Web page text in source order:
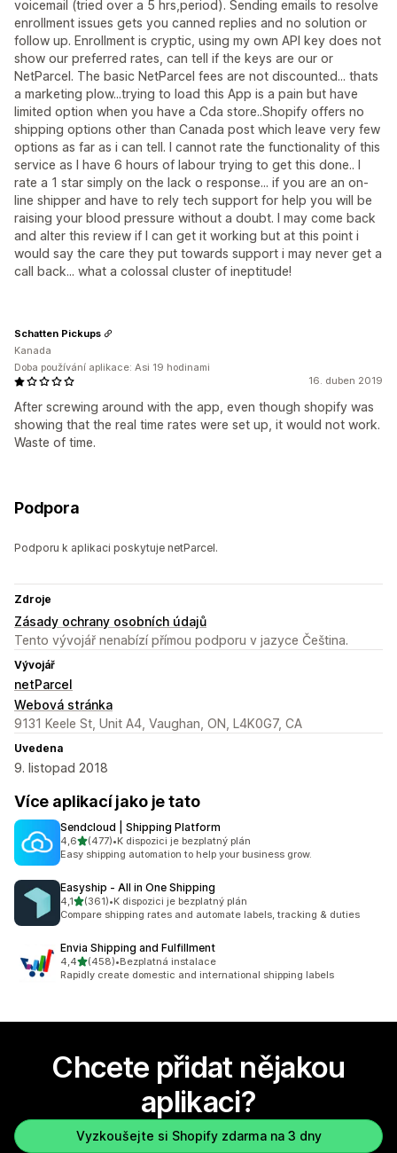
voicemail (tried over a 5 hrs,period). Sending emails to resolve
enrollment issues gets you canned replies and no solution or
follow up. Enrollment is cryptic, using my own API key does not
show our preferred rates, can tell if the keys are our or
NetParcel. The basic NetParcel fees are not discounted... thats
a marketing plow...trying to load this App is a pain but have
limited option when you have a Cda store..Shopify offers no
shipping options other than Canada post which leave very few
options as far as i can tell. I cannot rate the functionality of this
service as I have 6 hours of labour trying to get this done.. I
rate a 1 star simply on the lack o response... if you are an on-
line shipper and have to rely tech support for help you will be
raising your blood pressure without a doubt. I may come back
and alter this review if I can get it working but at this point i
would say the care they put towards support i may never get a
call back... what a colossal cluster of ineptitude!
16. duben 2019
After screwing around with the app, even though shopify was
showing that the real time rates were set up, it would not work.
Waste of time.
Schatten Pickups
Kanada
Doba používání aplikace: Asi 19 hodinami
Podpora
Podporu k aplikaci poskytuje netParcel.
Zdroje
Zásady ochrany osobních údajů
Tento vývojář nenabízí přímou podporu v jazyce Čeština.
Vývojář
netParcel
Webová stránka
9131 Keele St, Unit A4, Vaughan, ON, L4K0G7, CA
Uvedena
9. listopad 2018
Více aplikací jako je tato
Sendcloud | Shipping Platform
4,6z 5 hvězd
(477)
Celkový počet recenzí: 477
•K dispozici je bezplatný plán
Easy shipping automation to help your business grow.
Easyship ‑ All in One Shipping
4,1z 5 hvězd
(361)
Celkový počet recenzí: 361
•K dispozici je bezplatný plán
Compare shipping rates and automate labels, tracking & duties
Envia Shipping and Fulfillment
4,4z 5 hvězd
(458)
Celkový počet recenzí: 458
•Bezplatná instalace
Rapidly create domestic and international shipping labels
Chcete přidat nějakou
aplikaci?
Vyzkoušejte si Shopify zdarma na 3 dny